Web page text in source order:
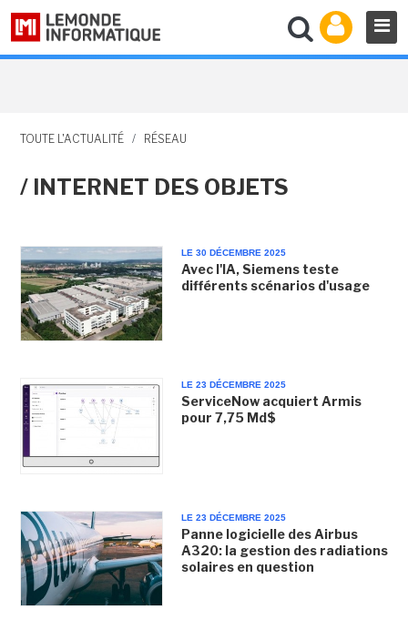
TOUTE L'ACTUALITÉ / RÉSEAU
/ INTERNET DES OBJETS
LE 30 DÉCEMBRE 2025
Avec l'IA, Siemens teste
différents scénarios d'usage
LE 23 DÉCEMBRE 2025
ServiceNow acquiert Armis
pour 7,75 Md$
LE 23 DÉCEMBRE 2025
Panne logicielle des Airbus
A320: la gestion des radiations
solaires en question